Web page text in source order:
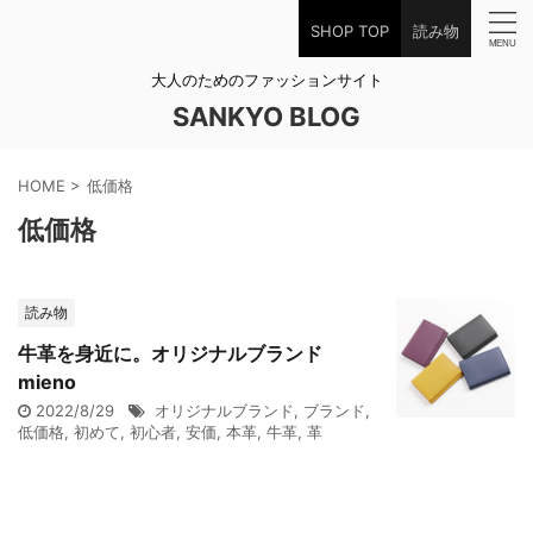
SHOP TOP 読み物
大人のためのファッションサイト
SANKYO BLOG
HOME > 低価格
低価格
読み物
牛革を身近に。オリジナルブランド
mieno
2022/8/29 オリジナルブランド, ブランド,
低価格, 初めて, 初心者, 安価, 本革, 牛革, 革